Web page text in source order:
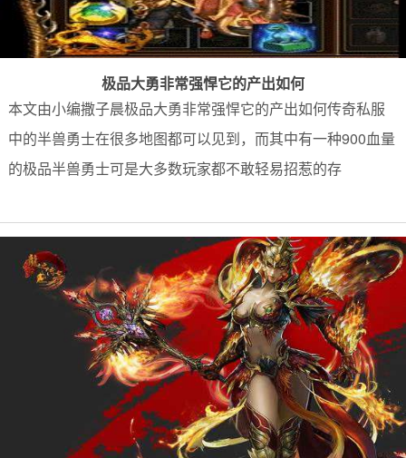
极品大勇非常强悍它的产出如何
本文由小编撒子晨极品大勇非常强悍它的产出如何传奇私服
中的半兽勇士在很多地图都可以见到，而其中有一种900血量
的极品半兽勇士可是大多数玩家都不敢轻易招惹的存